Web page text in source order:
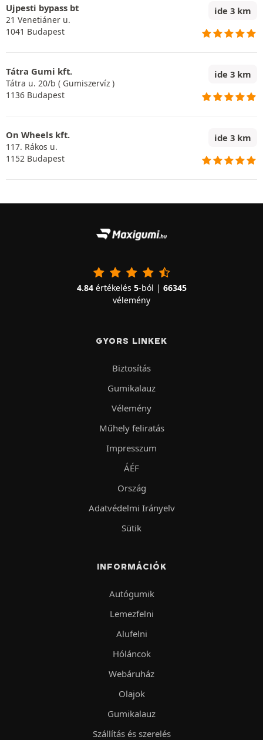
Ujpesti bypass bt
21 Venetiáner u.
1041 Budapest
ide 3 km
Tátra Gumi kft.
Tátra u. 20/b ( Gumiszervíz )
1136 Budapest
ide 3 km
On Wheels kft.
117. Rákos u.
1152 Budapest
ide 3 km
4.84értékelés 5-ból | 66345
vélemény
GYORS LINKEK
Biztosítás
Gumikalauz
Vélemény
Műhely feliratás
Impresszum
ÁÉF
Ország
Adatvédelmi Irányelv
Sütik
INFORMÁCIÓK
Autógumik
Lemezfelni
Alufelni
Hóláncok
Webáruház
Olajok
Gumikalauz
Szállítás és szerelés